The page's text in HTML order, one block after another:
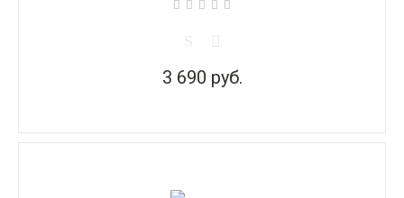
3 690 руб.